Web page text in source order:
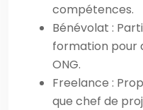
compétences.
Bénévolat :
formation pour
ONG.
Freelance :
que chef de